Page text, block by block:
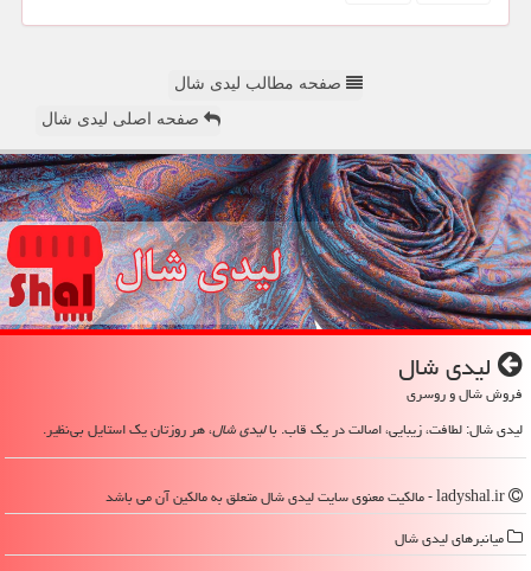
صفحه مطالب لیدی شال
صفحه اصلی لیدی شال
لیدی شال
فروش شال و روسری
لیدی شال: لطافت، زیبایی، اصالت در یک قاب. بالیدی شال، هر روزتان یک استایل بی‌نظیر.
میانبرهای لیدی شال